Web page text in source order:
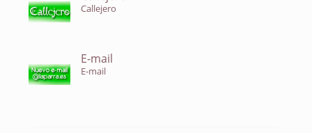
Callejero
E-mail
E-mail